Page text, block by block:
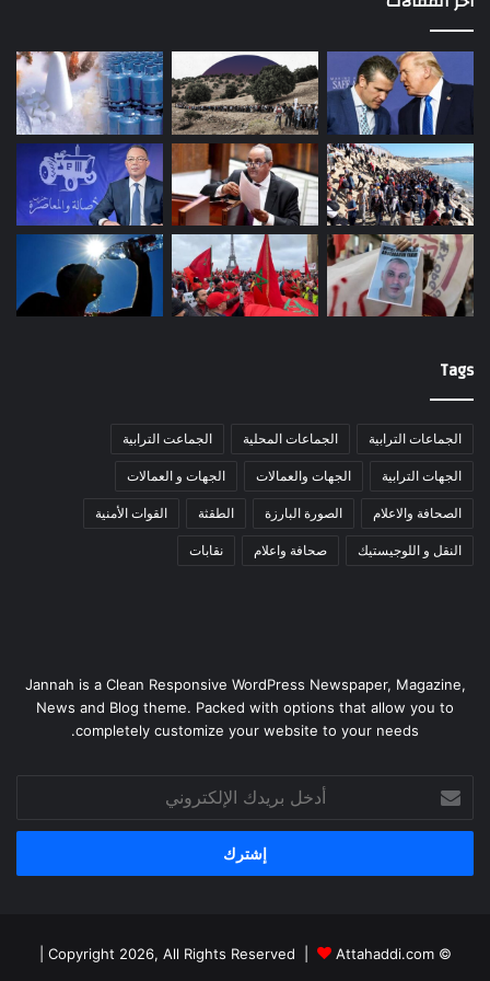
Tags
الجماعات الترابية الجماعات المحلية الجماعت الترابية
الجهات الترابية الجهات والعمالات الجهات و العمالات
الصحافة والاعلام الصورة البارزة الطقثة القوات الأمنية
النقل و اللوجيستيك صحافة واعلام نقابات
Jannah is a Clean Responsive WordPress Newspaper, Magazine,
News and Blog theme. Packed with options that allow you to
completely customize your website to your needs.
بريدك
الإلكتروني
© Copyright 2026, All Rights Reserved |
Attahaddi.com